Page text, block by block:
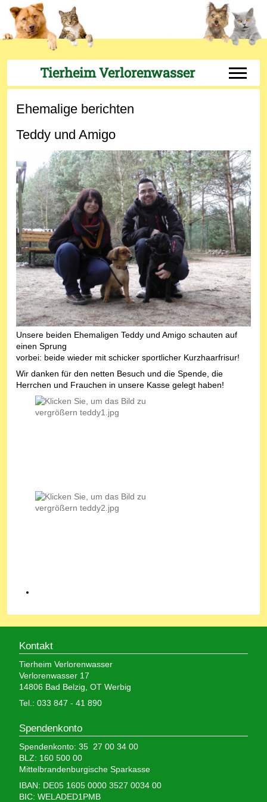
Tierheim Verlorenwasser Off-
Ehemalige berichten
Teddy und Amigo
Unsere beiden Ehemaligen Teddy und Amigo schauten auf
einen Sprung
vorbei: beide wieder mit schicker sportlicher Kurzhaarfrisur!
Wir danken für den netten Besuch und die Spende, die
Herrchen und Frauchen in unsere Kasse gelegt haben!
Kontakt
Tierheim Verlorenwasser
Verlorenwasser 17
14806 Bad Belzig, OT Werbig
Tel.: 033 847 - 41 890
Spendenkonto
Spendenkonto: 35 27 00 34 00
BLZ: 160 500 00
Mittelbrandenburgische Sparkasse
IBAN: DE05 1605 0000 3527 0034 00
BIC: WELADED1PMB